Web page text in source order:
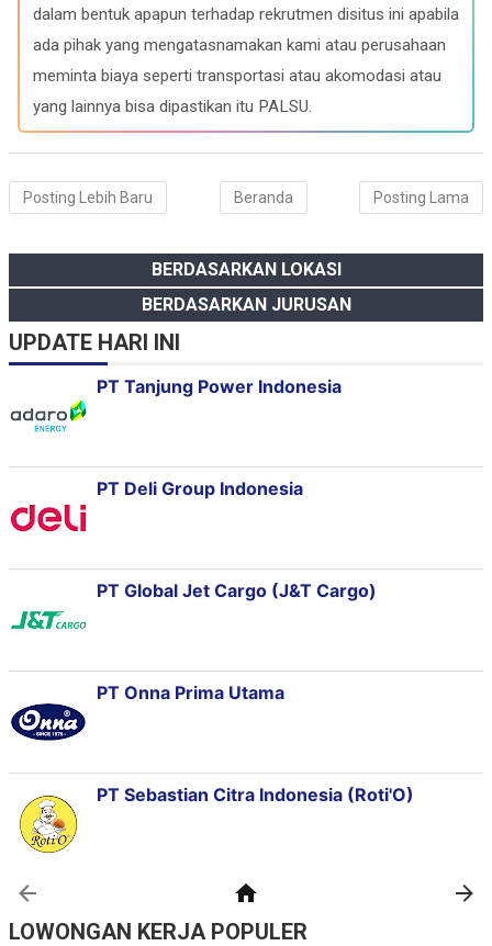
o
a
p
I
dalam bentuk apapun terhadap rekrutmen disitus ini apabila
ada pihak yang mengatasnamakan kami atau perusahaan
meminta biaya seperti transportasi atau akomodasi atau
yang lainnya bisa dipastikan itu PALSU.
Posting Lebih Baru Posting Lama
Beranda
BERDASARKAN LOKASI
BERDASARKAN JURUSAN
UPDATE HARI INI
LOWONGAN KERJA POPULER